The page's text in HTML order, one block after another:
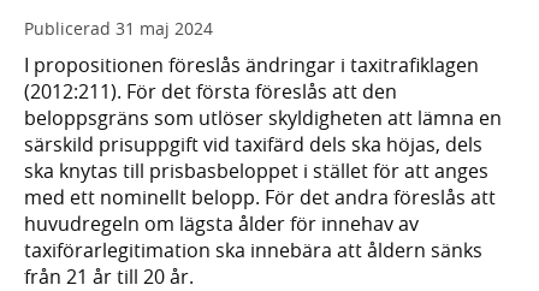
Publicerad 31 maj 2024
I propositionen föreslås ändringar i taxitrafiklagen
(2012:211). För det första föreslås att den
beloppsgräns som utlöser skyldigheten att lämna en
särskild prisuppgift vid taxifärd dels ska höjas, dels
ska knytas till prisbasbeloppet i stället för att anges
med ett nominellt belopp. För det andra föreslås att
huvudregeln om lägsta ålder för innehav av
taxiförarlegitimation ska innebära att åldern sänks
från 21 år till 20 år.